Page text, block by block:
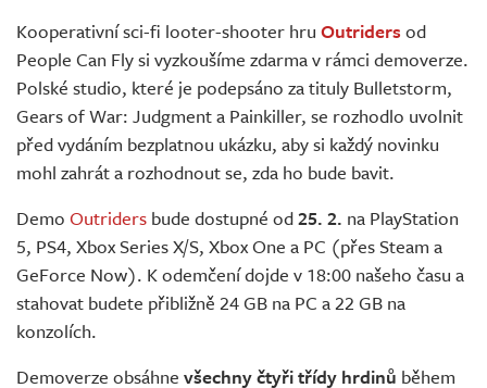
Živě
Kooperativní sci-fi looter-shooter hru Outriders od
People Can Fly si vyzkoušíme zdarma v rámci demoverze.
Polské studio, které je podepsáno za tituly Bulletstorm,
Gears of War: Judgment a Painkiller, se rozhodlo uvolnit
před vydáním bezplatnou ukázku, aby si každý novinku
mohl zahrát a rozhodnout se, zda ho bude bavit.
Demo Outriders bude dostupné od25. 2. na PlayStation
5, PS4, Xbox Series X/S, Xbox One a PC (přes Steam a
GeForce Now). K odemčení dojde v 18:00 našeho času a
stahovat budete přibližně 24 GB na PC a 22 GB na
konzolích.
Demoverze obsáhne všechny čtyři třídy hrdinů během